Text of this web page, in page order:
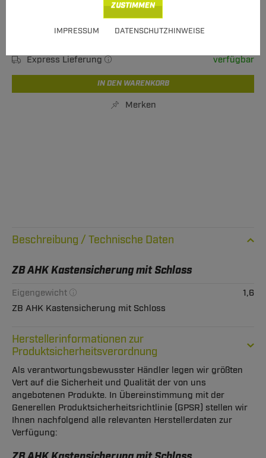
IMPRESSUM DATENSCHUTZHINWEISE
ZUSTIMMEN
Express Lieferung
verfügbar
IN DEN WARENKORB
Merken
Technische Daten
ZB AHK Kastensicherung mit Schloss
Eigengewicht
1,6
ZB AHK Kastensicherung mit Schloss
Herstellerinformationen zur
Produktsicherheitsverordnung
Als verantwortungsbewusster Händler legen wir größten
Vert auf die Sicherheit und Qualität der von uns
angebotenen Produkte. In Übereinstimmung mit der
Generellen Produktsicherheitsrichtlinie (GPSR) stellen wir
Ihnen nachfolgend alle relevanten Herstellerdaten zur
Verfügung: